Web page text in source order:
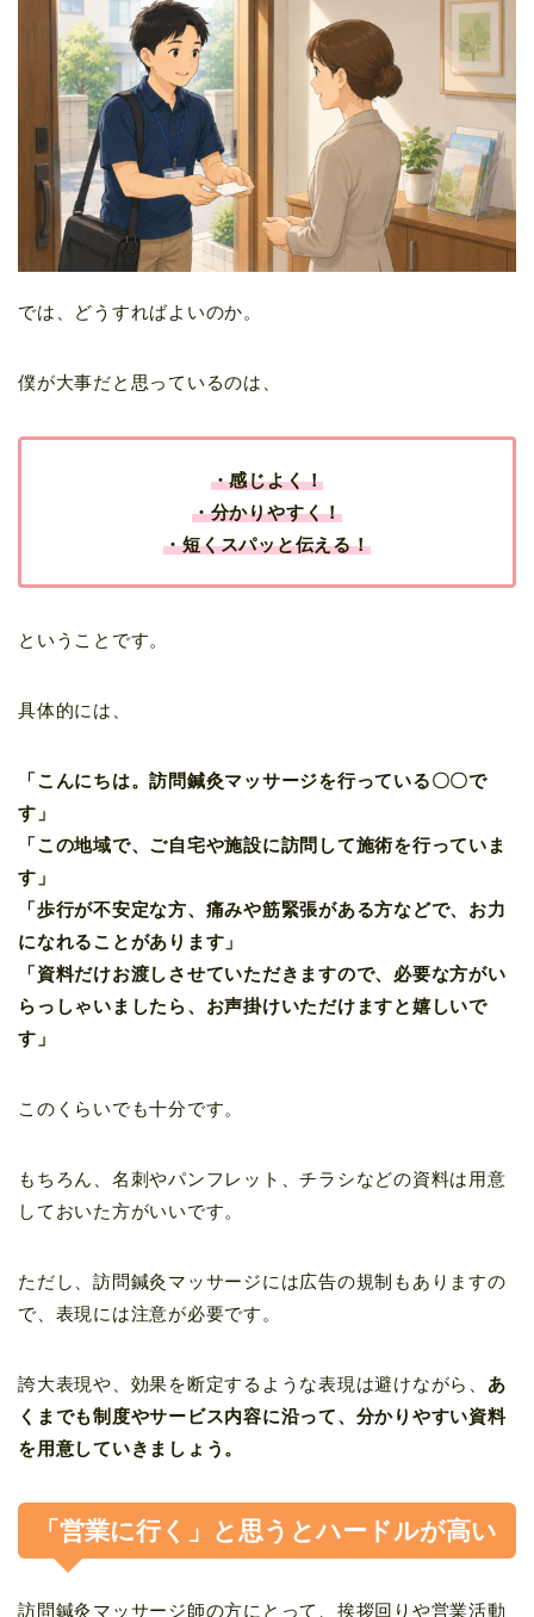
では、どうすればよいのか。
僕が大事だと思っているのは、
・感じよく！
・分かりやすく！
・短くスパッと伝える！
ということです。
具体的には、
「こんにちは。訪問鍼灸マッサージを行っている〇〇で
す」
「この地域で、ご自宅や施設に訪問して施術を行っていま
す」
「歩行が不安定な方、痛みや筋緊張がある方などで、お力
になれることがあります」
「資料だけお渡しさせていただきますので、必要な方がい
らっしゃいましたら、お声掛けいただけますと嬉しいで
す」
このくらいでも十分です。
もちろん、名刺やパンフレット、チラシなどの資料は用意
しておいた方がいいです。
ただし、訪問鍼灸マッサージには広告の規制もありますの
で、表現には注意が必要です。
誇大表現や、効果を断定するような表現は避けながら、 あ
くまでも制度やサービス内容に沿って、分かりやすい資料
を用意していきましょう。
「営業に行く」と思うとハードルが高い
訪問鍼灸マッサージ師の方にとって、挨拶回りや営業活動